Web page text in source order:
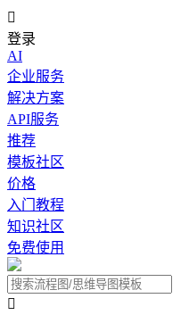

登录
AI
企业服务
解决方案
API服务
推荐
模板社区
价格
入门教程
知识社区
免费使用
